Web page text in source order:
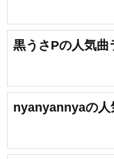
黒うさPの人気曲
nyanyannyaの人